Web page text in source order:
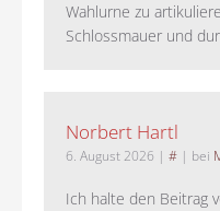
Wahlurne zu
Schlossmauer und
Norbert Hartl
6. August 2026 | # | bei
Ich halte den Beitrag